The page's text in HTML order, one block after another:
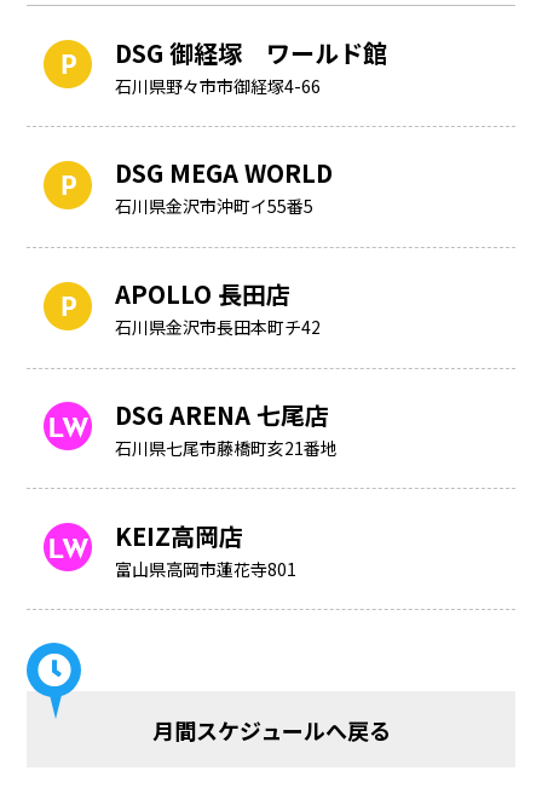
HOME
DSG 御経塚 ワールド館
石川県野々市市御経塚4-66
DSG MEGA WORLD
石川県金沢市沖町イ55番5
APOLLO 長田店
石川県金沢市長田本町チ42
DSG ARENA 七尾店
石川県七尾市藤橋町亥21番地
KEIZ高岡店
富山県高岡市蓮花寺801
月間スケジュールへ戻る